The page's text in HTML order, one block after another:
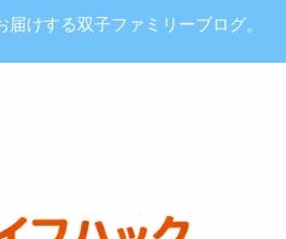
けする双子ファミリーブログ。